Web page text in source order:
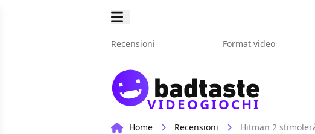
Recensioni Format video
VIDEOGIOCHI
Home Recensioni Hitman 2